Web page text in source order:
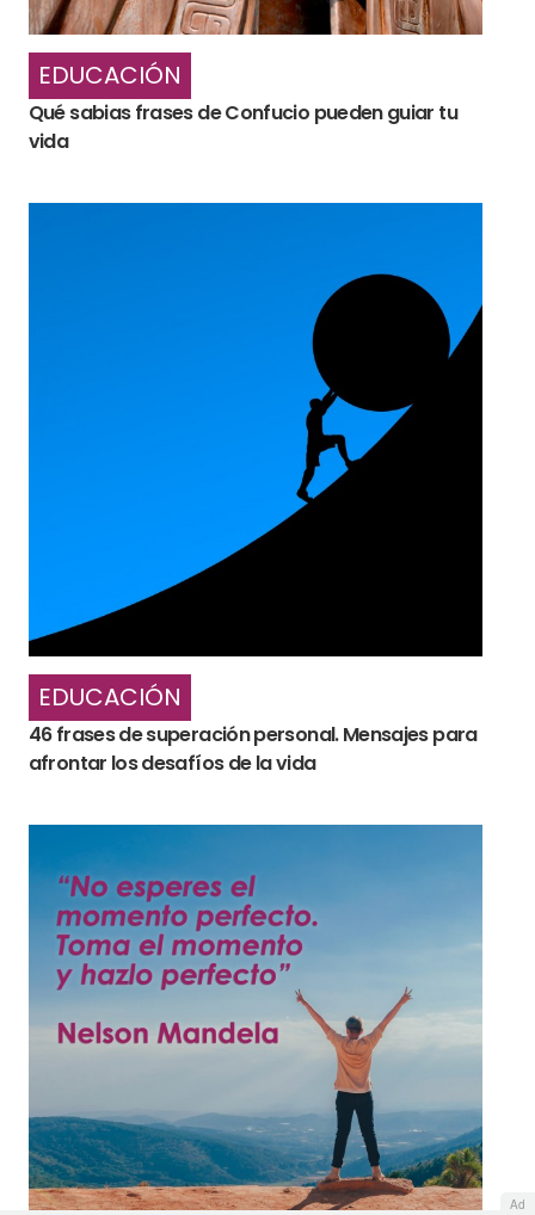
EDUCACIÓN
Qué sabias frases de Confucio pueden guiar tu
vida
EDUCACIÓN
46 frases de superación personal. Mensajes para
afrontar los desafíos de la vida
Ad